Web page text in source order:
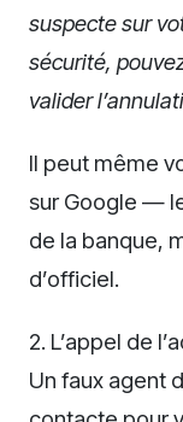
suspecte sur
sécurité,
valider
Il peut même
sur Google —
de la banque,
d’officiel.
2. L’appel de
Un faux agent